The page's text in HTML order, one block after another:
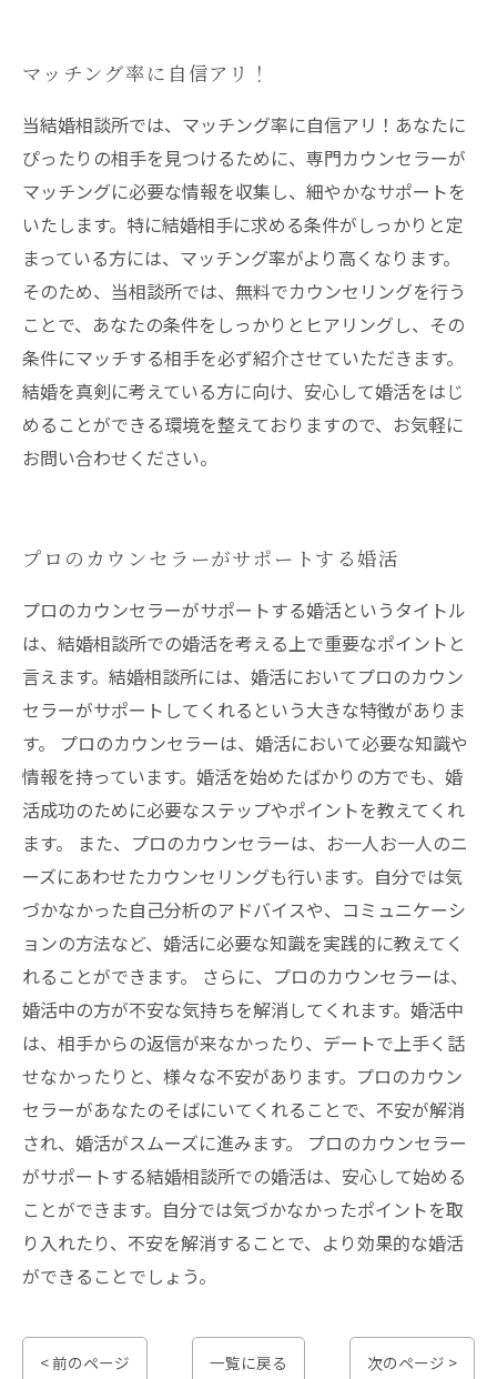
マッチング率に自信アリ！
当結婚相談所では、マッチング率に自信アリ！あなたに
ぴったりの相手を見つけるために、専門カウンセラーが
マッチングに必要な情報を収集し、細やかなサポートを
いたします。特に結婚相手に求める条件がしっかりと定
まっている方には、マッチング率がより高くなります。
そのため、当相談所では、無料でカウンセリングを行う
ことで、あなたの条件をしっかりとヒアリングし、その
条件にマッチする相手を必ず紹介させていただきます。
結婚を真剣に考えている方に向け、安心して婚活をはじ
めることができる環境を整えておりますので、お気軽に
お問い合わせください。
プロのカウンセラーがサポートする婚活
プロのカウンセラーがサポートする婚活というタイトル
は、結婚相談所での婚活を考える上で重要なポイントと
言えます。結婚相談所には、婚活においてプロのカウン
セラーがサポートしてくれるという大きな特徴がありま
す。 プロのカウンセラーは、婚活において必要な知識や
情報を持っています。婚活を始めたばかりの方でも、婚
活成功のために必要なステップやポイントを教えてくれ
ます。 また、プロのカウンセラーは、お一人お一人のニ
ーズにあわせたカウンセリングも行います。自分では気
づかなかった自己分析のアドバイスや、コミュニケーシ
ョンの方法など、婚活に必要な知識を実践的に教えてく
れることができます。 さらに、プロのカウンセラーは、
婚活中の方が不安な気持ちを解消してくれます。婚活中
は、相手からの返信が来なかったり、デートで上手く話
せなかったりと、様々な不安があります。プロのカウン
セラーがあなたのそばにいてくれることで、不安が解消
され、婚活がスムーズに進みます。 プロのカウンセラー
がサポートする結婚相談所での婚活は、安心して始める
ことができます。自分では気づかなかったポイントを取
り入れたり、不安を解消することで、より効果的な婚活
ができることでしょう。
< 前のページ 一覧に戻る 次のページ >